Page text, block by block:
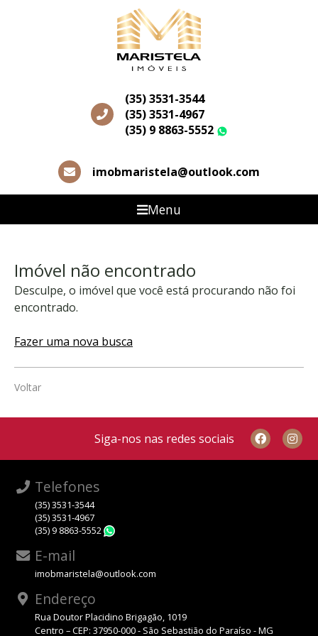
(35) 3531-3544
(35) 3531-4967
(35) 9 8863-5552
imobmaristela@outlook.com
Menu
Imóvel não encontrado
Desculpe, o imóvel que você está procurando não foi
encontrado.
Fazer uma nova busca
Voltar
Siga-nos nas redes sociais
Telefones
(35) 3531-3544
(35) 3531-4967
(35) 9 8863-5552
E-mail
imobmaristela@outlook.com
Endereço
Rua Doutor Placidino Brigagão, 1019
Centro – CEP: 37950-000 - São Sebastião do Paraíso - MG